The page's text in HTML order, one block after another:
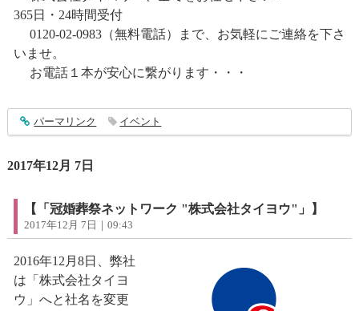
365日・24時間受付
0120-02-0983（無料電話）まで、お気軽にご連絡を下さ
いませ。
お電話１本が安心に繋がります・・・
entry1187
パーマリンク イベント
2017年12月 7日
【「冠婚葬祭ネットワーク "株式会社タイヨウ"」】
2017年12月 7日｜09:43
2016年12月8日、弊社
は「株式会社タイヨ
ウ」へと社名を変更